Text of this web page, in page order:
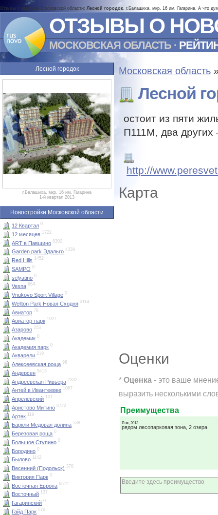
Отзывы о квартале Московской области: Лесной городок, г.Балашиха, мкр. 16 им. Гагарина. А что
ОТЗЫВЫ О
МОСКОВСКАЯ ОБЛАСТЬ ·
Лесной городок
г.Балашиха, мкр. 16 им. Гагарина
1-й квартал 2013
Новостройки Московской области
12 Квартал 0
12 месяцев 1722
ART в Павшино 8300
Garden park Эдальго 4339
Red Hills 1452
SAMPO 0
selyatino 0
Vesna 664
Vnukovo Sport Village 0
Wellton Park Новая Сходня 2114
Авиатор 78
Авиатор-парк 1027
Азарово 253
Академик 0
Академия парк 0
Акварели 219
Алексеевская роща 96
Андерсен 5413
Андреевская Ривьера 7332
Антей в Ивантеевке 1087
Апрелевский 101
Аристово Митино 6722
Артек 119
Баркли Медовая долина 538
Березовая роща 0
Большое Ступино 0
Бородино 0
Былово 1142
Весенний (Подольск) 378
Виктория Парк 0
Восточная Европа 6572
Восточный 137
Гагаринский 0
Гайд Парк 576
Московская область
Лесной
остоит из пяти
П111М, два
http://
Карта
Оценки
* Оценка - это ваше
выразить несколькими
Преимущества
Янв, 2013
рядом лесопарковая зона, 2 озера